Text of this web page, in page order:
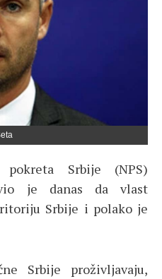
pokreta Srbije (NPS)
je danas da vlast
Srbije i polako je
Srbije proživljavaju,